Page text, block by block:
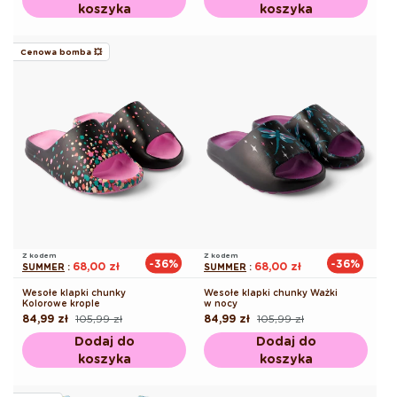
koszyka
koszyka
Cenowa bomba 💥
Z kodem
SUMMER : 68,00 zł -36%
Wesołe klapki chunky
Kolorowe krople
Cena
regularna
105,99 zł
Cena
promocyjna
84,99 zł
Dodaj do
koszyka
Z kodem
SUMMER : 68,00 zł -36%
Wesołe klapki chunky Ważki
w nocy
Cena
regularna
105,99 zł
Cena
promocyjna
84,99 zł
Dodaj do
koszyka